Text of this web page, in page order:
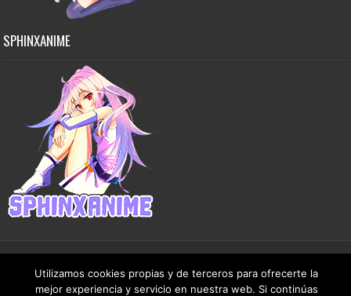
SPHINXANIME
Copyright © 2015-2026 SphinxAnime - Este sitio no almacena ningún archivo en sus
Utilizamos cookies propias y de terceros para ofrecerte la
mejor experiencia y servicio en nuestra web. Si continúas